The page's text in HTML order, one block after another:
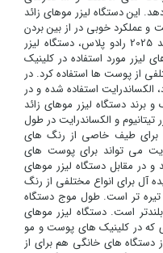
این دستگاه لیزر موهای زائد
و عملکرد خوبی در از بین بردن
موهای زائد دارد. دستگاه لیزر موهای زائد 2025 رادو پلاس، دستگاه لیزر
لیزر مورد استفاده در کلینیک
از پوست ها استفاده کرد. در
استفاده شده و در
برند دستگاه لیزر موهای زائد
تیتانیوم و الکساندرایت در طول
طیف خاصی از رنگ های
می تواند برای پوست های
در مقابل دستگاه لیزر موهای
آل برای انواع مختلفی از رنگ
تر است. طول موج دستگاه
بلندتر است. دستگاه لیزر موهای
که در کلینیک های پوست و مو
دستگاه های خانگی هم برای از